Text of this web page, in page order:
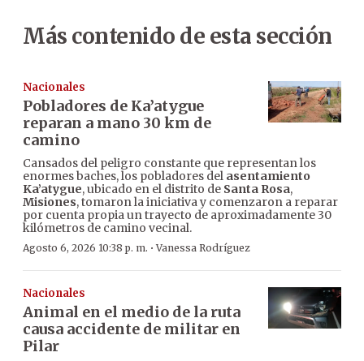
Más contenido de esta sección
Nacionales
Pobladores de Ka’atygue
reparan a mano 30 km de
camino
Cansados del peligro constante que representan los
enormes baches, los pobladores del asentamiento
Ka’atygue, ubicado en el distrito de Santa Rosa,
Misiones, tomaron la iniciativa y comenzaron a reparar
por cuenta propia un trayecto de aproximadamente 30
kilómetros de camino vecinal.
Agosto 6, 2026 10:38 p. m. ·Vanessa Rodríguez
Nacionales
Animal en el medio de la ruta
causa accidente de militar en
Pilar